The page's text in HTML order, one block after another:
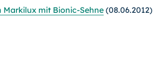
mit Bionic-Sehne (08.06.2012)